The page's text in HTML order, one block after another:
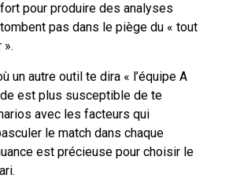
pour produire des analyses
pas dans le piège du « tout
».
un autre outil te dira « l’équipe A
est plus susceptible de te
avec les facteurs qui
le match dans chaque
est précieuse pour choisir le